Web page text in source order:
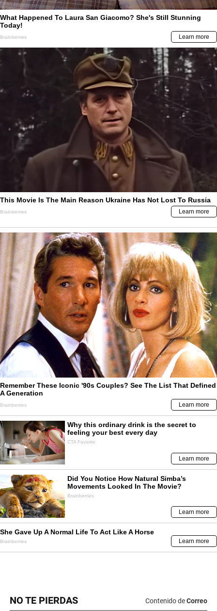
NO TE PIERDAS Contenido deCorreo